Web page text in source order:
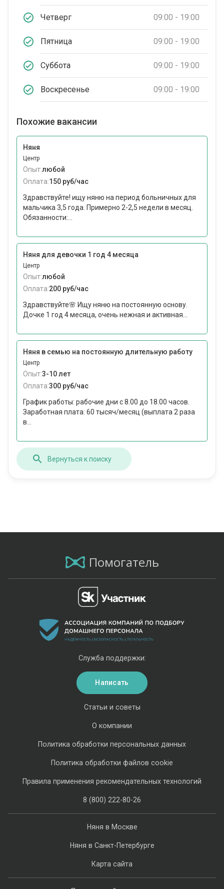
Четверг 09:00 - 19:00
Пятница 09:00 - 19:00
Суббота 09:00 - 19:00
Воскресенье 09:00 - 19:00
Похожие вакансии
Няня
Центр
Опыт:любой
Оплата:150 руб/час
Здравствуйте! ищу няню на период больничных для
мальчика 3,5 года. Примерно 2-2,5 недели в месяц.
Обязанности:...
Няня для девочки 1 год 4 месяца
Центр
Опыт:любой
Оплата:200 руб/час
Здравствуйте🌸 Ищу няню на постоянную основу.
Дочке 1 год 4 месяца, очень нежная и активная...
Няня в семью на постоянную длительную работу
Центр
Опыт:3-10 лет
Оплата:300 руб/час
График работы: рабочие дни с 8.00 до 18.00 часов.
Заработная плата: 60 тысяч/месяц (выплата 2 раза
в...
Вернуться к поиску
Помогатель
Няня в Москве
Няня в Санкт-Петербурге
Карта сайта
Статьи и советы
О компании
Политика обработки персональных данных
Политика обработки файлов cookie
Правила применения рекомендательных технологий
8 (800) 222-80-26
Служба поддержки:
Написать